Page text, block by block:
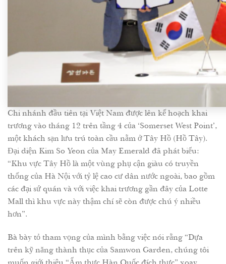
Chi nhánh đầu tiên tại Việt Nam được lên kế hoạch khai
trương vào tháng 12 trên tầng 4 của ‘Somerset West Point’,
một khách sạn lưu trú toàn cầu nằm ở Tây Hồ (Hồ Tây).
Đại diện Kim So Yeon của May Emerald đã phát biểu:
“Khu vực Tây Hồ là một vùng phụ cận giàu có truyền
thống của Hà Nội với tỷ lệ cao cư dân nước ngoài, bao gồm
các đại sứ quán và với việc khai trương gần đây của Lotte
Mall thì khu vực này thậm chí sẽ còn được chú ý nhiều
hơn”.
Bà bày tỏ tham vọng của mình bằng việc nói rằng “Dựa
trên kỹ năng thành thục của Samwon Garden, chúng tôi